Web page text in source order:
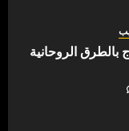
بالطرق الروحانية